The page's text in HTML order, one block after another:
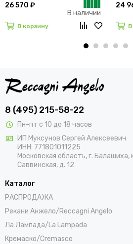
26 570 ₽
В наличии
В корзину
24
8 (495) 215-58-22
Пн-пт с 10 до 18 часов
ИП Муксунов Сергей Алексеевич
ИНН: 771801011225
Московская область, г. Балашиха,
Саввинская, д. 12
Каталог
РАСПРОДАЖА
Рекани Анжело/Reccagni Angelo
Ла Лампада/La Lampada
Кремаско/Cremasco